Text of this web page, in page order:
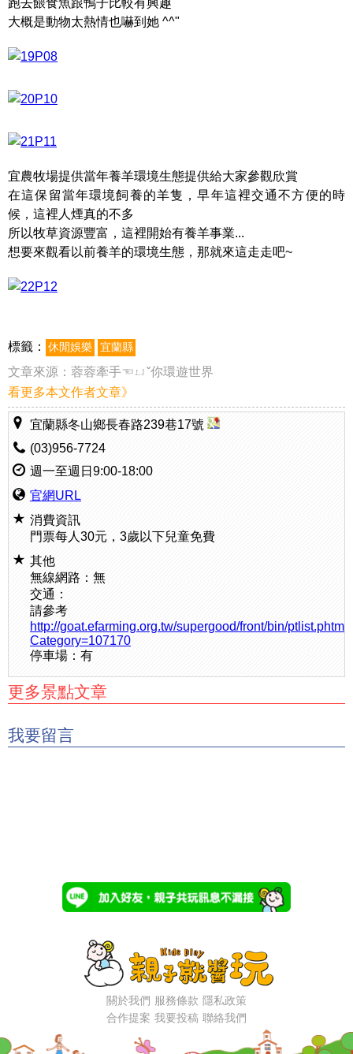
跑去餵食魚跟鴨子比較有興趣
大概是動物太熱情也嚇到她 ^^"
宜農牧場提供當年養羊環境生態提供給大家參觀欣賞
在這保留當年環境飼養的羊隻，早年這裡交通不方便的時
候，這裡人煙真的不多
所以牧草資源豐富，這裡開始有養羊事業...
想要來觀看以前養羊的環境生態，那就來這走走吧~
標籤： 休閒娛樂 宜蘭縣
文章來源： 蓉蓉牽手☜ㄩˇ你環遊世界
看更多本文作者文章》
宜蘭縣冬山鄉長春路239巷17號
(03)956-7724
週一至週日9:00-18:00
官網URL
消費資訊
門票每人30元，3歲以下兒童免費
其他
無線網路：無
交通：
請參考
http://goat.efarming.org.tw/supergood/front/bin/
Category=107170
停車場：有
更多景點文章
我要留言
關於我們 服務條款 隱私政策
合作提案 我要投稿 聯絡我們